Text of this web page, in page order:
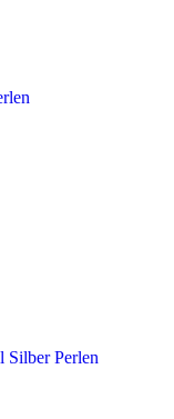
Perlen